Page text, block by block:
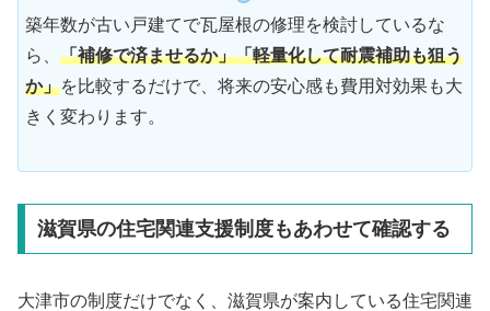
築年数が古い戸建てで瓦屋根の修理を検討しているな
ら、 「補修で済ませるか」「軽量化して耐震補助も狙う
か」を比較するだけで、将来の安心感も費用対効果も大
きく変わります。
滋賀県の住宅関連支援制度もあわせて確認する
大津市の制度だけでなく、滋賀県が案内している住宅関連